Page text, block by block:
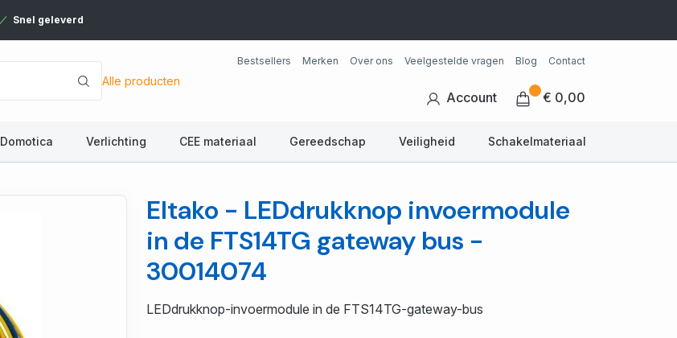
Snel geleverd
Alle producten
Bestsellers Merken Over ons Veelgestelde vragen Blog Contact
Account € 0,00
Domotica Verlichting CEE materiaal Gereedschap Veiligheid Schakelmateriaal
Eltako - LEDdrukknop invoermodule
in de FTS14TG gateway bus -
30014074
LEDdrukknop-invoermodule in de FTS14TG-gateway-bus